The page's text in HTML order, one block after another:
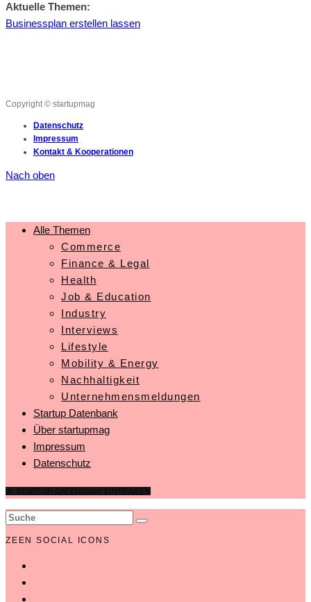
Aktuelle Themen:
Businessplan erstellen lassen
Copyright © startupmag
Datenschutz
Impressum
Kontakt & Kooperationen
Nach oben
Alle Themen
Commerce
Finance & Legal
Health
Job & Education
Industry
Interviews
Lifestyle
Mobility & Energy
Nachhaltigkeit
Unternehmensmeldungen
Startup Datenbank
Über startupmag
Impressum
Datenschutz
ZEEN SOCIAL ICONS